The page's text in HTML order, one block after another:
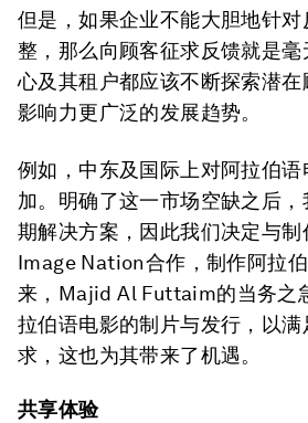
但是，如果企业不能大胆地针
整，那么向顾客征求反馈就是毫
心及其租户都应该不断探索潜
影响力更广泛的发展趋势。
例如，中东及国际上对阿拉伯
加。明确了这一市场空缺之后
期解决方案，因此我们决定与制
Image Nation合作，制作阿拉
来，Majid Al Futtaim的当务之
拉伯语电影的制片与发行，以
求，这也为其带来了机遇。
共享体验